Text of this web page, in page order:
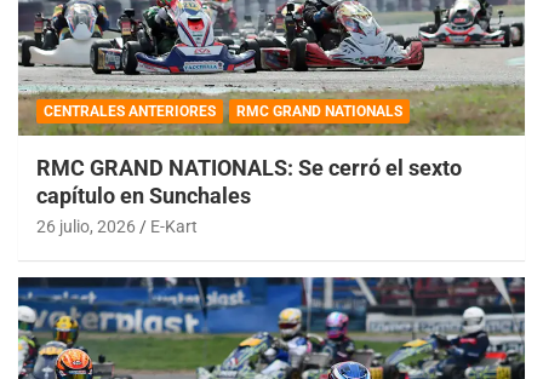
CENTRALES ANTERIORES RMC GRAND NATIONALS
RMC GRAND NATIONALS: Se cerró el sexto
capítulo en Sunchales
26 julio, 2026 E-Kart